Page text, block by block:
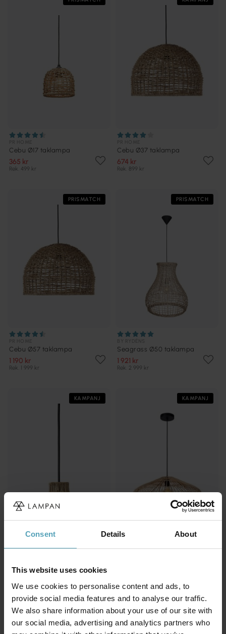
Consent Details About
This website uses cookies
We use cookies to personalise content and ads, to
provide social media features and to analyse our traffic.
We also share information about your use of our site with
our social media, advertising and analytics partners who
Cebu Ø17 taklampa
365 kr
Rek. 499 kr
Cebu Ø37 taklampa
674 kr
Rek. 899 kr
PRISMATCH
Cebu Ø57 taklampa
1 190 kr
Rek. 1 999 kr
PRISMATCH
Seagrass Ø50 taklampa
1 921 kr
Rek. 2 999 kr
KAMPANJ
Sarah Ø18 taklampa
Rek. 529 kr
KAMPANJ
Magali Ø56 taklampa
Andra köpte även